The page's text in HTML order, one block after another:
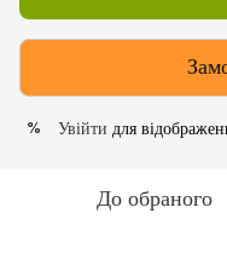
% Увійти для
До обраного